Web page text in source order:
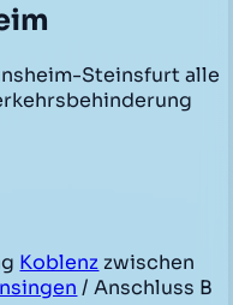
Steinsfurt alle
Koblenz zwischen
/ Anschluss B